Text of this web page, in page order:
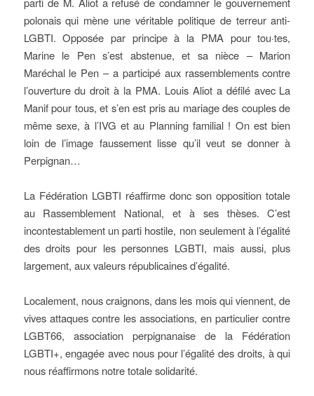
polonais qui mène une véritable politique de terreur anti-
LGBTI. Opposée par principe à la PMA pour tou·tes,
Marine le Pen s’est abstenue, et sa nièce – Marion
Maréchal le Pen – a participé aux rassemblements contre
l’ouverture du droit à la PMA. Louis Aliot a défilé avec La
Manif pour tous, et s’en est pris au mariage des couples de
même sexe, à l’IVG et au Planning familial ! On est bien
loin de l’image faussement lisse qu’il veut se donner à
Perpignan…
La Fédération LGBTI réaffirme donc son opposition totale
au Rassemblement National, et à ses thèses. C’est
incontestablement un parti hostile, non seulement à l’égalité
des droits pour les personnes LGBTI, mais aussi, plus
largement, aux valeurs républicaines d’égalité.
Localement, nous craignons, dans les mois qui viennent, de
vives attaques contre les associations, en particulier contre
LGBT66, association perpignanaise de la Fédération
LGBTI+, engagée avec nous pour l’égalité des droits, à qui
nous réaffirmons notre totale solidarité.